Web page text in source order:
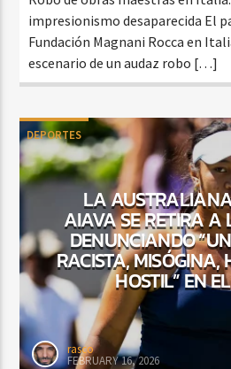
impresionismo desaparecida El
Fundación Magnani Rocca en
escenario de un audaz robo […]
DEPORTES
LA
AIAVA SE RETIRA A
DENUNCIANDO
RACISTA,
HOSTIL” EN
rasco
FEBRUARY 16, 2026